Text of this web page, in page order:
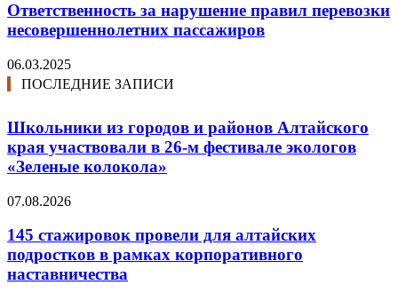
Ответственность за нарушение правил перевозки
несовершеннолетних пассажиров
06.03.2025
ПОСЛЕДНИЕ ЗАПИСИ
Школьники из городов и районов Алтайского
края участвовали в 26-м фестивале экологов
«Зеленые колокола»
07.08.2026
145 стажировок провели для алтайских
подростков в рамках корпоративного
наставничества